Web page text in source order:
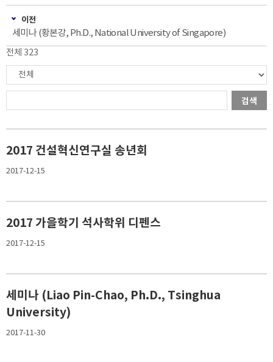
이전
세미나 (황본강, Ph.D., National University of Singapore)
전체 323
검색
2017 건설혁신연구실 송년회
2017-12-15
2017 가을학기 석사학위 디펜스
2017-12-15
세미나 (Liao Pin-Chao, Ph.D., Tsinghua
University)
2017-11-30